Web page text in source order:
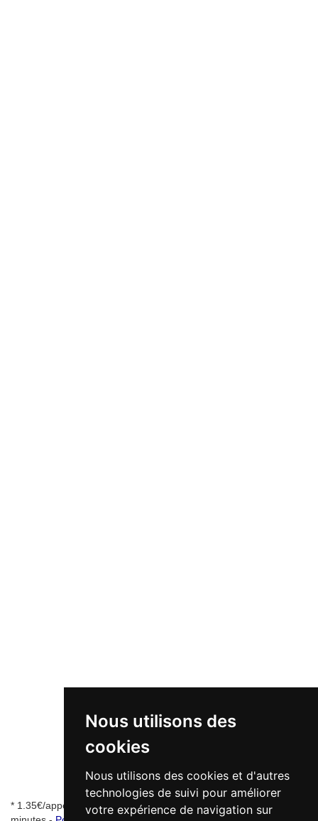
Nous utilisons des
cookies
Nous utilisons des cookies et d'autres
technologies de suivi pour améliorer
votre expérience de navigation sur
* 1.35€/appel + 0.34€/min - numéro de mise en relation valable 5